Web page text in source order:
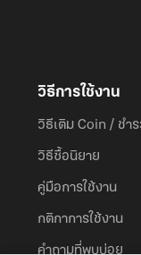
วิธีการใช้งาน
วิธีเติม Coin / ชำร
วิธีซื้อนิยาย
คู่มือการใช้งาน
กติกาการใช้งาน
คำถามที่พบบ่อย